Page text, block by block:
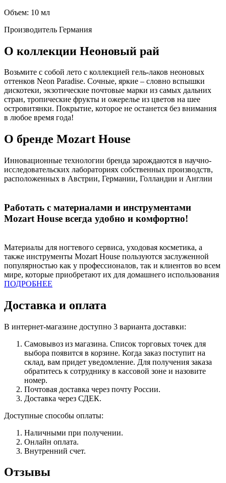
Объем: 10 мл
Производитель Германия
О коллекции Неоновый рай
Возьмите с собой лето с коллекцией гель-лаков неоновых
оттенков Neon Paradise. Сочные, яркие – словно вспышки
дискотеки, экзотические почтовые марки из самых дальних
стран, тропические фрукты и ожерелье из цветов на шее
островитянки. Покрытие, которое не останется без внимания
в любое время года!
О бренде Mozart House
Инновационные технологии бренда зарождаются в научно-
исследовательских лабораториях собственных производств,
расположенных в Австрии, Германии, Голландии и Англии
Работать с материалами и инструментами
Mozart House всегда удобно и комфортно!
Материалы для ногтевого сервиса, уходовая косметика, а
также инструменты Mozart House пользуются заслуженной
популярностью как у профессионалов, так и клиентов во всем
мире, которые приобретают их для домашнего использования
ПОДРОБНЕЕ
Доставка и оплата
В интернет-магазине доступно 3 варианта доставки:
Самовывоз из магазина. Список торговых точек для
выбора появится в корзине. Когда заказ поступит на
склад, вам придет уведомление. Для получения заказа
обратитесь к сотруднику в кассовой зоне и назовите
номер.
Почтовая доставка через почту России.
Доставка через СДЕК.
Доступные способы оплаты:
Наличными при получении.
Онлайн оплата.
Внутренний счет.
Отзывы